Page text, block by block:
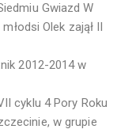
Gwiazd W
Olek zajął II
2012-2014 w
cyklu 4 Pory Roku
w grupie